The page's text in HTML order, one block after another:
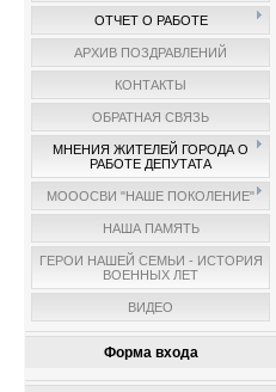
ОТЧЕТ О РАБОТЕ
АРХИВ ПОЗДРАВЛЕНИЙ
КОНТАКТЫ
ОБРАТНАЯ СВЯЗЬ
МНЕНИЯ ЖИТЕЛЕЙ ГОРОДА О
РАБОТЕ ДЕПУТАТА
МОООСВИ "НАШЕ ПОКОЛЕНИЕ"
НАША ПАМЯТЬ
ГЕРОИ НАШЕЙ СЕМЬИ - ИСТОРИЯ
ВОЕННЫХ ЛЕТ
ВИДЕО
Форма входа